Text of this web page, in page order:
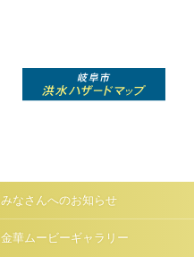
みなさんへのお知らせ
金華ムービーギャラリー